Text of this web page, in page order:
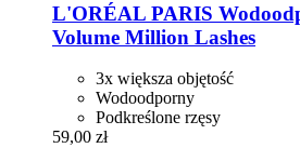
L'ORÉAL PARIS
Volume Million Lashes
3x większa objętość
Wodoodporny
Podkreślone rzęsy
59,00 zł